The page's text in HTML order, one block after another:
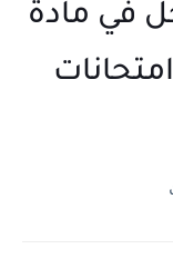
في مادة